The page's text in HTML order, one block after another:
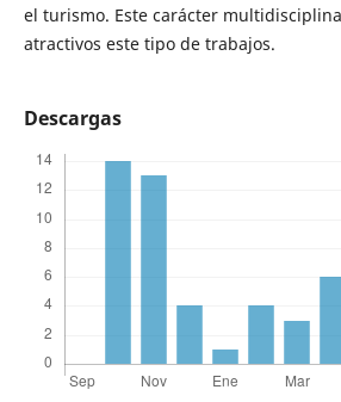
el turismo. Este carácter
atractivos este tipo de trabajos.
Descargas